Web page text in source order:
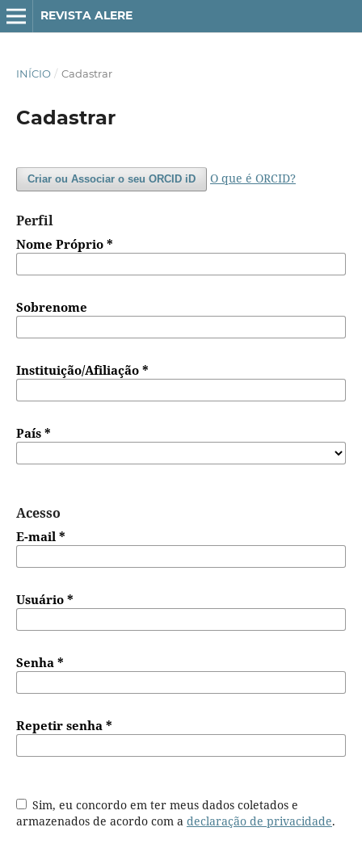
REVISTA ALERE
INÍCIO / Cadastrar
Cadastrar
Criar ou Associar o seu ORCID iD O que é ORCID?
Perfil
Nome Próprio*
Sobrenome
Instituição/Afiliação*
País*
Acesso
E-mail*
Usuário*
Senha*
Repetir senha*
Sim, eu concordo em ter meus dados coletados e
armazenados de acordo com a declaração de privacidade.